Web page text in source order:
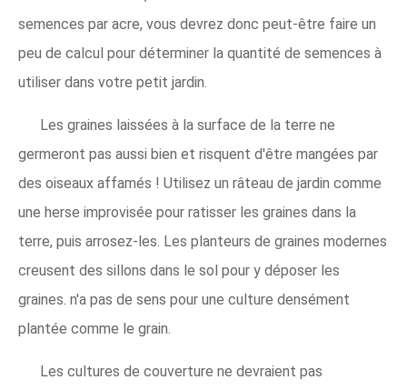
semences par acre, vous devrez donc peut-être faire un
peu de calcul pour déterminer la quantité de semences à
utiliser dans votre petit jardin.
Les graines laissées à la surface de la terre ne
germeront pas aussi bien et risquent d'être mangées par
des oiseaux affamés ! Utilisez un râteau de jardin comme
une herse improvisée pour ratisser les graines dans la
terre, puis arrosez-les. Les planteurs de graines modernes
creusent des sillons dans le sol pour y déposer les
graines. n'a pas de sens pour une culture densément
plantée comme le grain.
Les cultures de couverture ne devraient pas